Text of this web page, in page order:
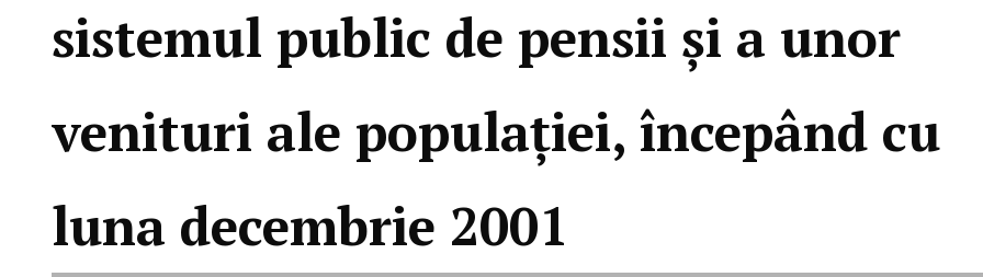
sistemul public de pensii şi a unor
venituri ale populaţiei, începând cu
luna decembrie 2001